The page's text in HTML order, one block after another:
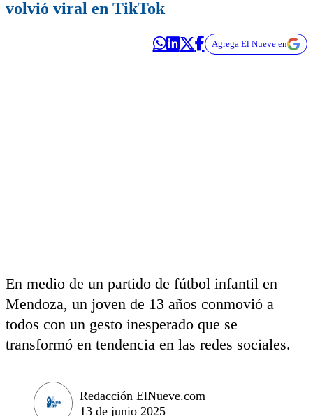
volvió viral en TikTok
Agrega El Nueve en
En medio de un partido de fútbol infantil en
Mendoza, un joven de 13 años conmovió a
todos con un gesto inesperado que se
transformó en tendencia en las redes sociales.
Redacción ElNueve.com
13 de junio 2025